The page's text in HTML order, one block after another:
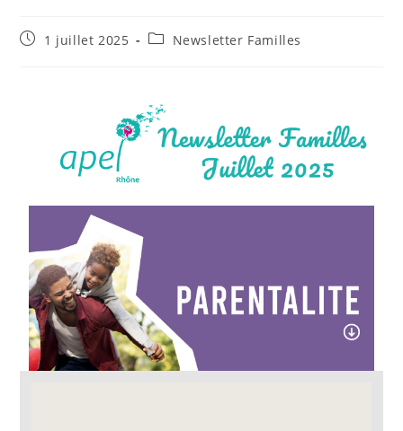
1 juillet 2025 Newsletter Familles